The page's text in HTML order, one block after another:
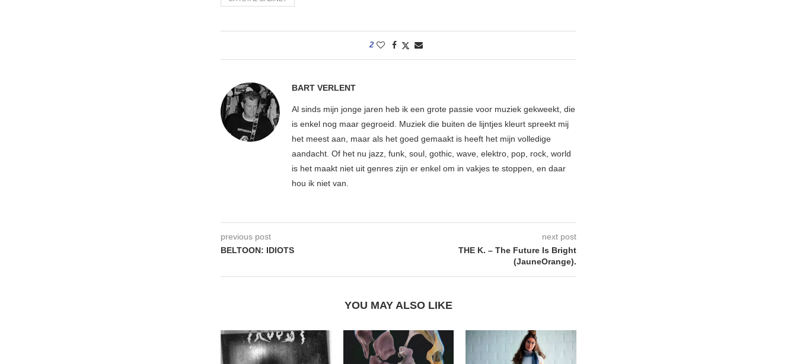
2
BART VERLENT
Al sinds mijn jonge jaren heb ik een grote passie voor muziek gekweekt, die
is enkel nog maar gegroeid. Muziek die buiten de lijntjes kleurt spreekt mij
het meest aan, maar als het goed gemaakt is heeft het mijn volledige
aandacht. Of het nu jazz, funk, soul, gothic, wave, elektro, pop, rock, world
is het maakt niet uit genres zijn er enkel om in vakjes te stoppen, en daar
hou ik niet van.
previous post
BELTOON: IDIOTS
next post
THE K. – The Future Is Bright
(JauneOrange).
YOU MAY ALSO LIKE